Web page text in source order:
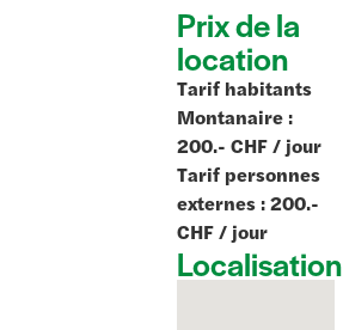
Prix de la
location
Tarif habitants
Montanaire :
200.- CHF / jour
Tarif personnes
externes : 200.-
CHF / jour
Localisation